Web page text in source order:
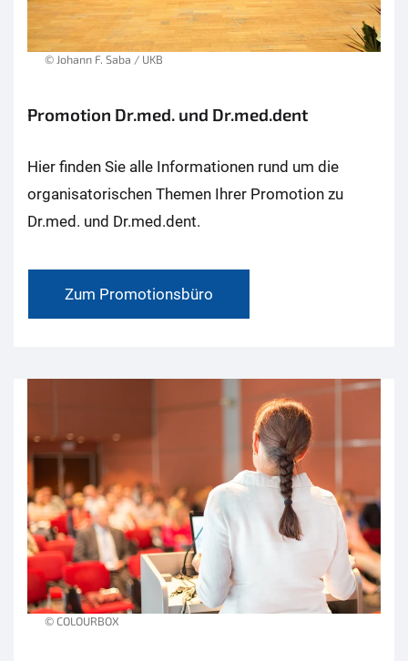
© Johann F. Saba / UKB
Promotion Dr.med. und Dr.med.dent
Hier finden Sie alle Informationen rund um die
organisatorischen Themen Ihrer Promotion zu
Dr.med. und Dr.med.dent.
Zum Promotionsbüro
© COLOURBOX